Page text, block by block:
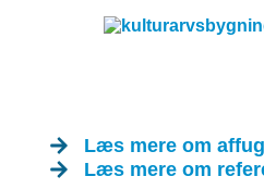
Læs mere om
Læs mere om